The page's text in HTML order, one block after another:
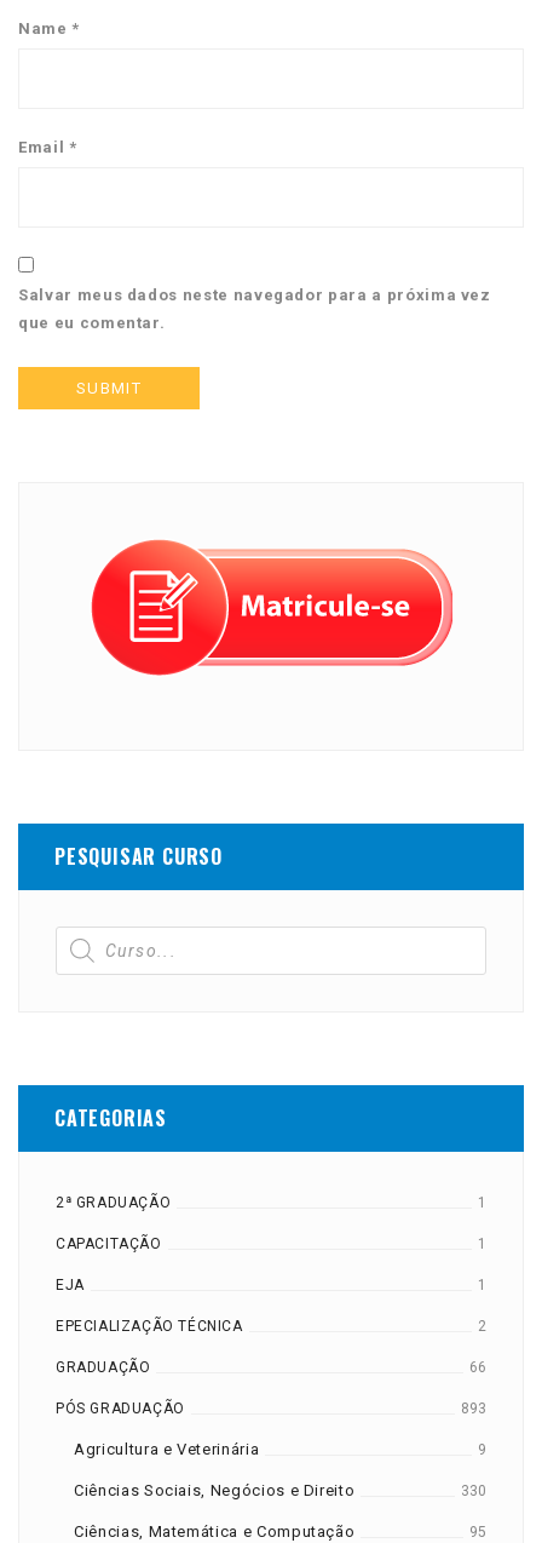
Name*
Email *
Salvar meus dados neste navegador para a próxima vez
que eu comentar.
PESQUISAR CURSO
CATEGORIAS
2ª GRADUAÇÃO 1
CAPACITAÇÃO 1
EJA 1
EPECIALIZAÇÃO TÉCNICA 2
GRADUAÇÃO 66
PÓS GRADUAÇÃO 893
Agricultura e Veterinária 9
Ciências Sociais, Negócios e Direito 330
Ciências, Matemática e Computação 95